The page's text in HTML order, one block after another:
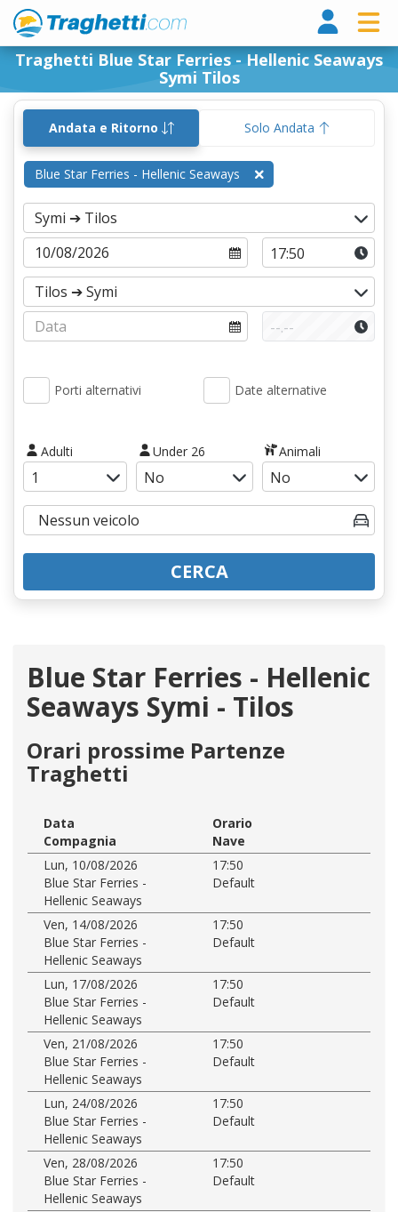
Traghetti Blue Star Ferries - Hellenic Seaways
Symi Tilos
Andata e Ritorno Solo Andata
Blue Star Ferries - Hellenic Seaways
Porti alternativi Date alternative
Adulti Under 26 Animali
CERCA
Blue Star Ferries - Hellenic
Seaways Symi - Tilos
Orari prossime Partenze
Traghetti
Data
Orario
Compagnia
Nave
Lun, 10/08/2026
17:50
Blue Star Ferries -
Hellenic Seaways
Default
Ven, 14/08/2026
17:50
Blue Star Ferries -
Hellenic Seaways
Default
Lun, 17/08/2026
17:50
Blue Star Ferries -
Hellenic Seaways
Default
Ven, 21/08/2026
17:50
Blue Star Ferries -
Hellenic Seaways
Default
Lun, 24/08/2026
17:50
Blue Star Ferries -
Hellenic Seaways
Default
Ven, 28/08/2026
17:50
Blue Star Ferries -
Hellenic Seaways
Default